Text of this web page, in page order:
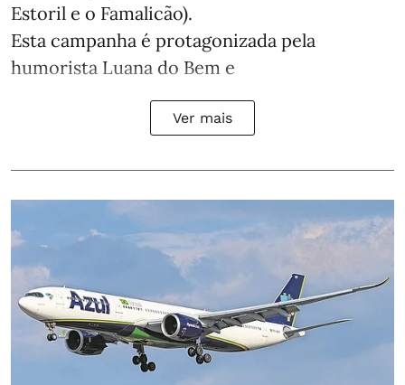
Estoril e o Famalicão).
Esta campanha é protagonizada pela
humorista Luana do Bem e
Ver mais